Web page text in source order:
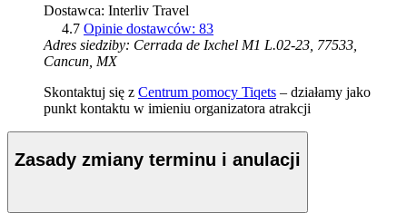
Dostawca: Interliv Travel
4.7 Opinie dostawców: 83
Adres siedziby: Cerrada de Ixchel M1 L.02-23, 77533,
Cancun, MX
Skontaktuj się z Centrum pomocy Tiqets – działamy jako
punkt kontaktu w imieniu organizatora atrakcji
Zasady zmiany terminu i anulacji